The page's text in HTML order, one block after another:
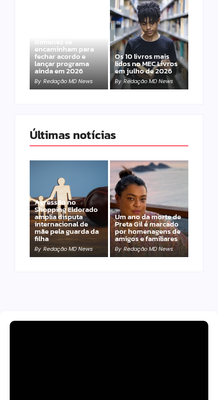
Gimenez se
encaminham para
fechar acordo e
lançar programa
ainda em 2026
By Redação MD News
Os 10 livros mais
lidos no MEC Livros
em julho de 2026
By Redação MD News
Últimas notícias
Agressão no
Shopping Eldorado
amplia disputa
internacional de
mãe pela guarda da
filha
By Redação MD News
Um ano da morte de
Preta Gil é marcado
por homenagens de
amigos e familiares
By Redação MD News